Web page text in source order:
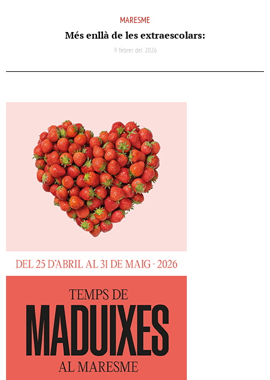
MARESME
Més enllà de les extraescolars:
9 febrer del 2026